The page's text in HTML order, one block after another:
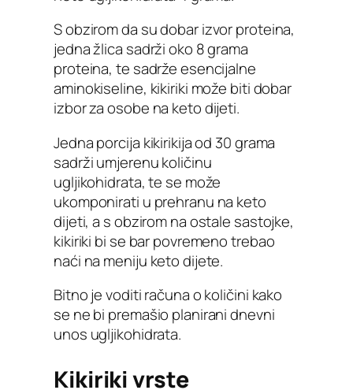
S obzirom da su dobar izvor proteina,
jedna žlica sadrži oko 8 grama
proteina, te sadrže esencijalne
aminokiseline, kikiriki može biti dobar
izbor za osobe na keto dijeti.
Jedna porcija kikirikija od 30 grama
sadrži umjerenu količinu
ugljikohidrata, te se može
ukomponirati u prehranu na keto
dijeti, a s obzirom na ostale sastojke,
kikiriki bi se bar povremeno trebao
naći na meniju keto dijete.
Bitno je voditi računa o količini kako
se ne bi premašio planirani dnevni
unos ugljikohidrata.
Kikiriki vrste